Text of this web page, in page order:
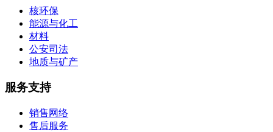
核环保
能源与化工
材料
公安司法
地质与矿产
服务支持
销售网络
售后服务